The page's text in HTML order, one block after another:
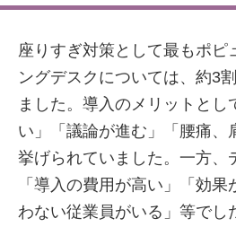
座りすぎ対策として最もポピ
ングデスクについては、約3
ました。導入のメリットとし
い」「議論が進む」「腰痛、
挙げられていました。一方、
「導入の費用が高い」「効
わない従業員がいる」等でし